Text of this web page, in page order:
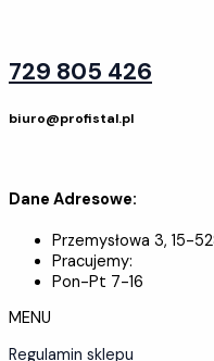
729 805 426
biuro@profistal.pl
Dane Adresowe:
Przemysłowa 3, 15-
Pracujemy:
Pon-Pt 7-16
MENU
Regulamin sklepu